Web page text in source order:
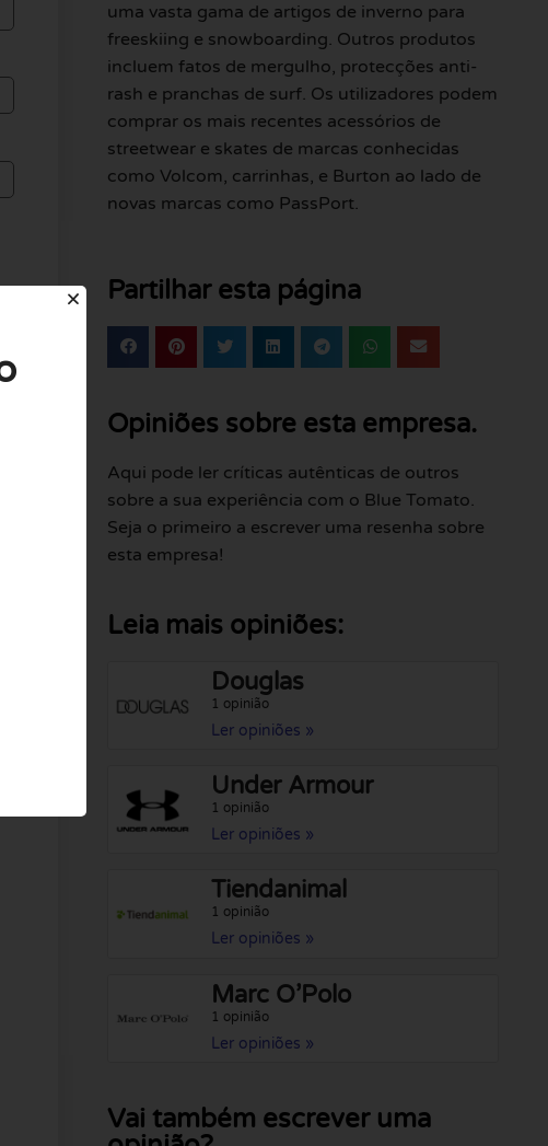
uma vasta gama de artigos de inverno para
freeskiing e snowboarding. Outros produtos
incluem fatos de mergulho, protecções anti-
rash e pranchas de surf. Os utilizadores podem
comprar os mais recentes acessórios de
streetwear e skates de marcas conhecidas
como Volcom, carrinhas, e Burton ao lado de
novas marcas como PassPort.
Partilhar esta página
Opiniões sobre esta empresa.
Aqui pode ler críticas autênticas de outros
sobre a sua experiência com o Blue Tomato.
Seja o primeiro a escrever uma resenha sobre
esta empresa!
Leia mais opiniões:
Douglas
1 opinião
Ler opiniões »
Under Armour
1 opinião
Ler opiniões »
Tiendanimal
1 opinião
Ler opiniões »
Marc O’Polo
1 opinião
Ler opiniões »
Vai também escrever uma